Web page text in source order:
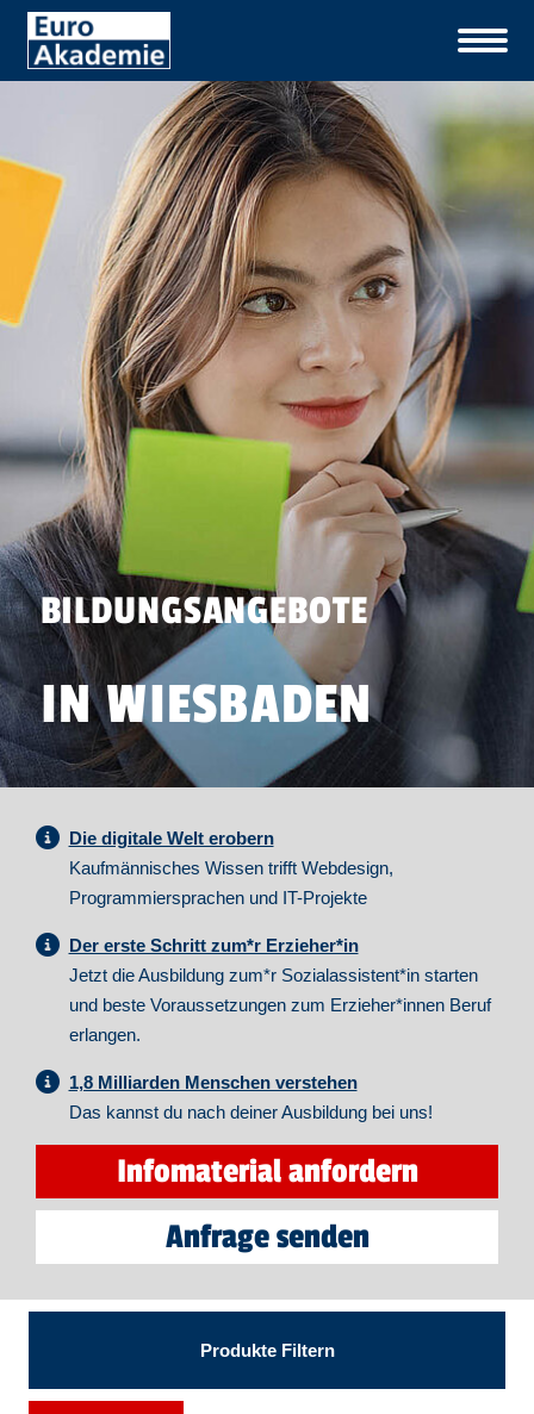
BILDUNGSANGEBOTE
IN WIESBADEN
Die digitale Welt erobern
Kaufmännisches Wissen trifft Webdesign,
Programmiersprachen und IT-Projekte
Der erste Schritt zum*r Erzieher*in
Jetzt die Ausbildung zum*r Sozialassistent*in starten
und beste Voraussetzungen zum Erzieher*innen Beruf
erlangen.
1,8 Milliarden Menschen verstehen
Das kannst du nach deiner Ausbildung bei uns!
Infomaterial anfordern
Anfrage senden
Produkte Filtern